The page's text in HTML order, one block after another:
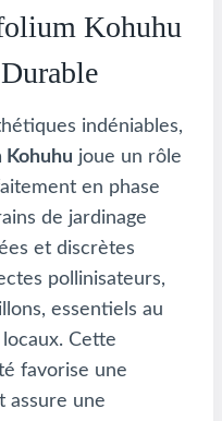
Kohuhu
indéniables,
joue un rôle
en phase
de jardinage
et discrètes
pollinisateurs,
essentiels au
Cette
favorise une
assure une